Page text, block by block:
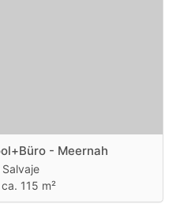
- Meernah
Salvaje
ca. 115 m²